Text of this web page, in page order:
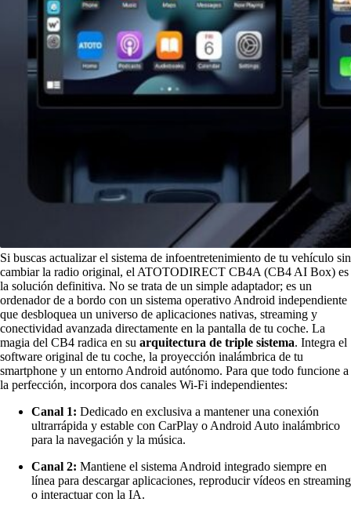
Si buscas actualizar el sistema de infoentretenimiento de tu vehículo sin
cambiar la radio original, el ATOTODIRECT CB4A (CB4 AI Box) es
la solución definitiva. No se trata de un simple adaptador; es un
ordenador de a bordo con un sistema operativo Android independiente
que desbloquea un universo de aplicaciones nativas, streaming y
conectividad avanzada directamente en la pantalla de tu coche. La
magia del CB4 radica en su arquitectura de triple sistema. Integra el
software original de tu coche, la proyección inalámbrica de tu
smartphone y un entorno Android autónomo. Para que todo funcione a
la perfección, incorpora dos canales Wi-Fi independientes:
Canal 1: Dedicado en exclusiva a mantener una conexión
ultrarrápida y estable con CarPlay o Android Auto inalámbrico
para la navegación y la música.
Canal 2: Mantiene el sistema Android integrado siempre en
línea para descargar aplicaciones, reproducir vídeos en streaming
o interactuar con la IA.